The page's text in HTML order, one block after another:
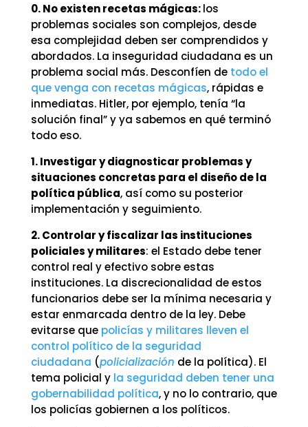
0. No existen recetas mágicas:los
problemas sociales son complejos, desde
esa complejidad deben ser comprendidos y
abordados. La inseguridad ciudadana es un
problema social más. Desconfíen de todo el
que venga con recetas mágicas, rápidas e
inmediatas. Hitler, por ejemplo, tenía “la
solución final” y ya sabemos en qué terminó
todo eso.
1.Investigar y diagnosticar problemas y
situaciones concretas para el diseño de la
política pública, así como su posterior
implementación y seguimiento.
2. Controlar y fiscalizar las instituciones
policiales y militares: el Estado debe tener
control real y efectivo sobre estas
instituciones. La discrecionalidad de estos
funcionarios debe ser la mínima necesaria y
estar enmarcada dentro de la ley. Debe
evitarse que policías y militares lleven el
control político de la seguridad
ciudadana (policialización de la política). El
tema policial y la seguridad deben tener una
gobernabilidad política, y no lo contrario, que
los policías gobiernen a los políticos.